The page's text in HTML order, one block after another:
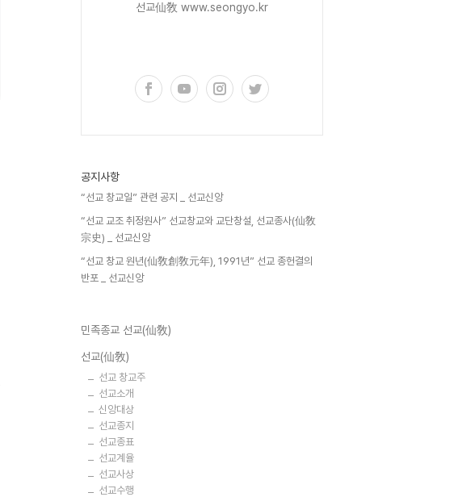
선교仙敎 www.seongyo.kr
공지사항
“선교 창교일” 관련 공지 _ 선교신앙
“선교 교조 취정원사” 선교창교와 교단창설, 선교종사(仙敎
宗史) _ 선교신앙
“선교 창교 원년(仙敎創敎元年), 1991년” 선교 종헌결의
반포 _ 선교신앙
민족종교 선교(仙敎)
선교(仙敎)
선교 창교주
선교소개
신앙대상
선교종지
선교종표
선교계율
선교사상
선교수행